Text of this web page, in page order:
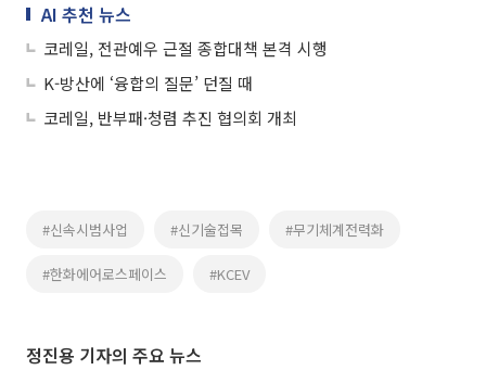
AI 추천 뉴스
코레일, 전관예우 근절 종합대책 본격 시행
K-방산에 ‘융합의 질문’ 던질 때
코레일, 반부패·청렴 추진 협의회 개최
#신속시범사업 #신기술접목 #무기체계전력화
#한화에어로스페이스 #KCEV
정진용 기자의 주요 뉴스